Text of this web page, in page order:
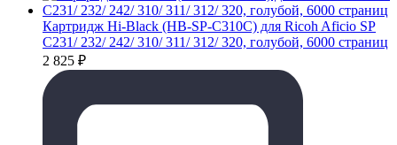
Картридж Hi-Black (HB-SP-C310C) для Ricoh Aficio SP
C231/ 232/ 242/ 310/ 311/ 312/ 320, голубой, 6000 страниц
2 825 ₽